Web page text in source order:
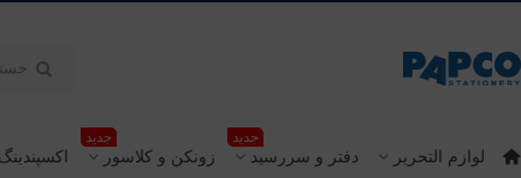
لوازم التحریر دفتر و سررسید
جدید
زونکن و کلاسور
جدید